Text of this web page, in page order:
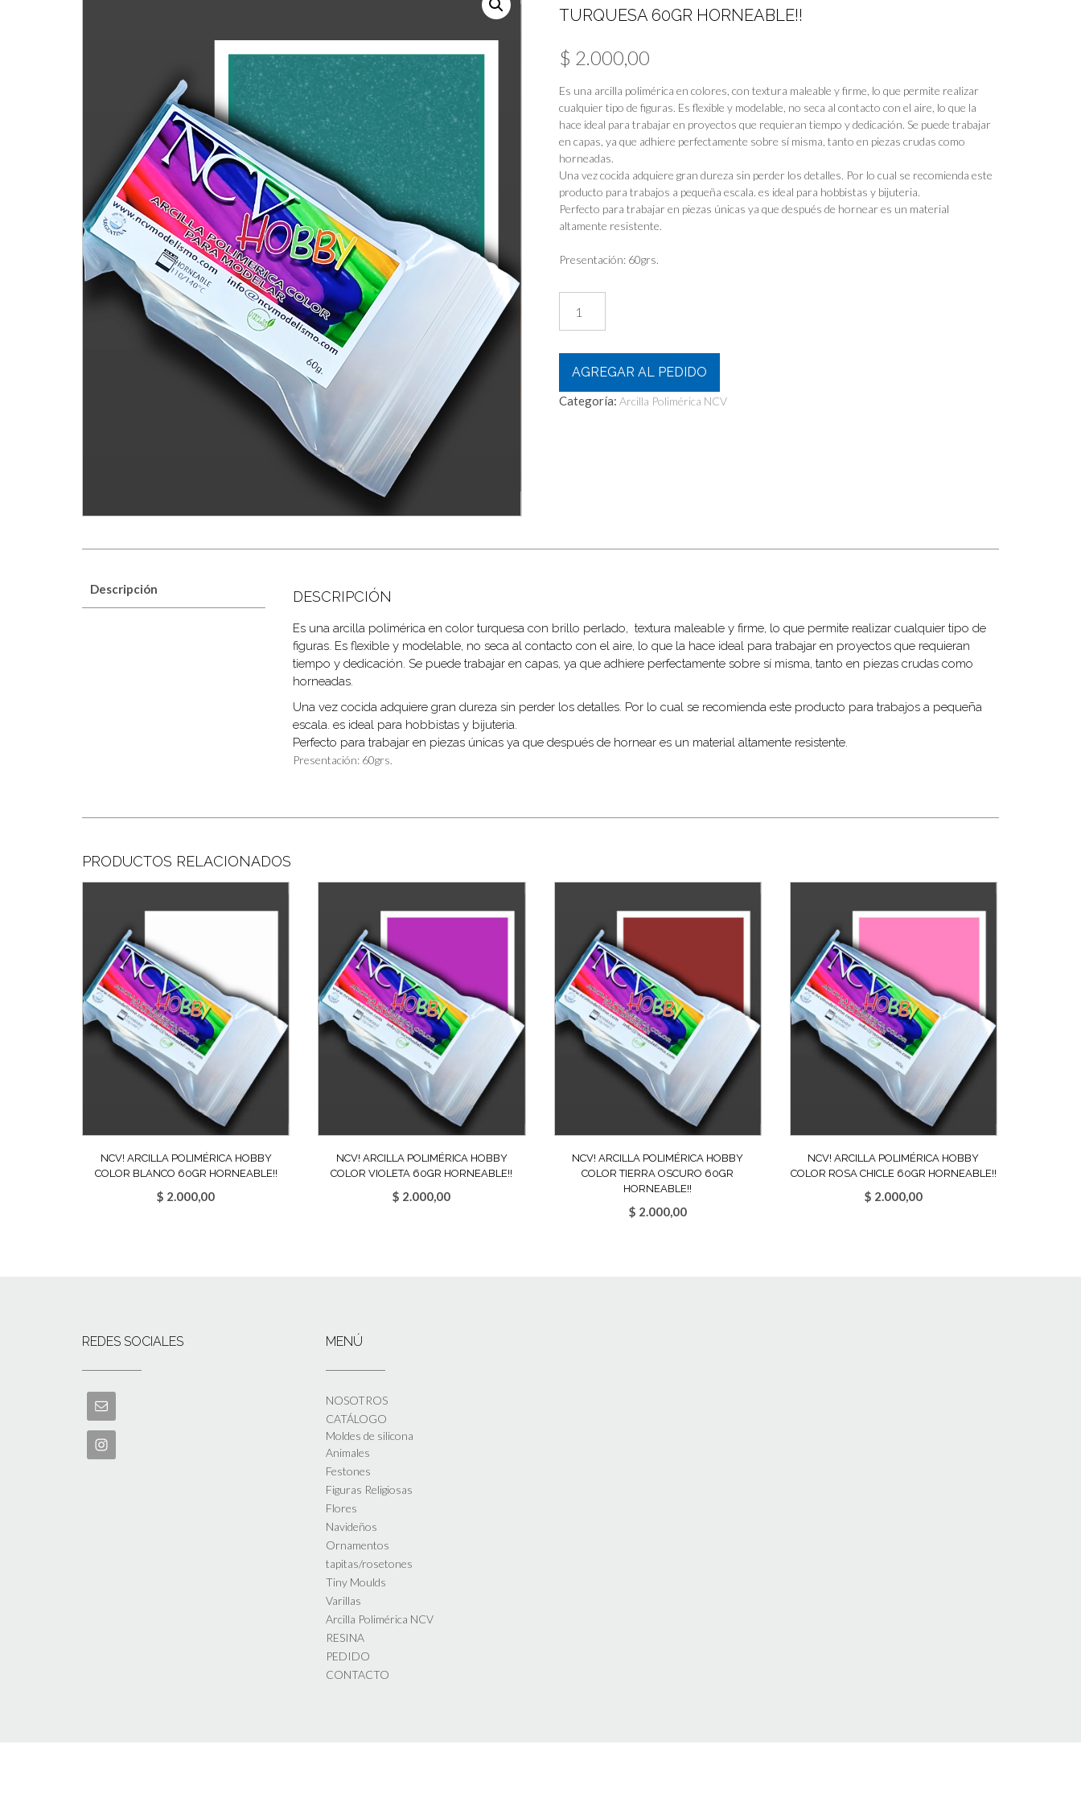
TURQUESA 60GR HORNEABLE!!
$ 2.000,00
Es una arcilla polimérica en colores, con textura maleable y firme, lo que permite realizar
cualquier tipo de figuras. Es flexible y modelable, no seca al contacto con el aire, lo que la
hace ideal para trabajar en proyectos que requieran tiempo y dedicación. Se puede trabajar
en capas, ya que adhiere perfectamente sobre sí misma, tanto en piezas crudas como
horneadas.
Una vez cocida adquiere gran dureza sin perder los detalles. Por lo cual se recomienda este
producto para trabajos a pequeña escala. es ideal para hobbistas y bijuteria.
Perfecto para trabajar en piezas únicas ya que después de hornear es un material
altamente resistente.
Presentación: 60grs.
Arcilla
Polimérica
Hobby
Shiny
Turquesa
AGREGAR AL PEDIDO
Categoría: Arcilla Polimérica NCV
Descripción DESCRIPCIÓN
Es una arcilla polimérica en color turquesa con brillo perlado, textura maleable y firme, lo que permite realizar cualquier tipo de
figuras. Es flexible y modelable, no seca al contacto con el aire, lo que la hace ideal para trabajar en proyectos que requieran
tiempo y dedicación. Se puede trabajar en capas, ya que adhiere perfectamente sobre sí misma, tanto en piezas crudas como
horneadas.
Una vez cocida adquiere gran dureza sin perder los detalles. Por lo cual se recomienda este producto para trabajos a pequeña
escala. es ideal para hobbistas y bijuteria.
Perfecto para trabajar en piezas únicas ya que después de hornear es un material altamente resistente.
Presentación: 60grs.
PRODUCTOS RELACIONADOS
NCV! ARCILLA POLIMÉRICA HOBBY
COLOR BLANCO 60GR HORNEABLE!!
$ 2.000,00
NCV! ARCILLA POLIMÉRICA HOBBY
COLOR VIOLETA 60GR HORNEABLE!!
$ 2.000,00
NCV! ARCILLA POLIMÉRICA HOBBY
COLOR TIERRA OSCURO 60GR
HORNEABLE!!
$ 2.000,00
NCV! ARCILLA POLIMÉRICA HOBBY
COLOR ROSA CHICLE 60GR HORNEABLE!!
$ 2.000,00
REDES SOCIALES MENÚ
NOSOTROS
CATÁLOGO
Moldes de silicona
Animales
Festones
Figuras Religiosas
Flores
Navideños
Ornamentos
tapitas/rosetones
Tiny Moulds
Varillas
Arcilla Polimérica NCV
RESINA
PEDIDO
CONTACTO